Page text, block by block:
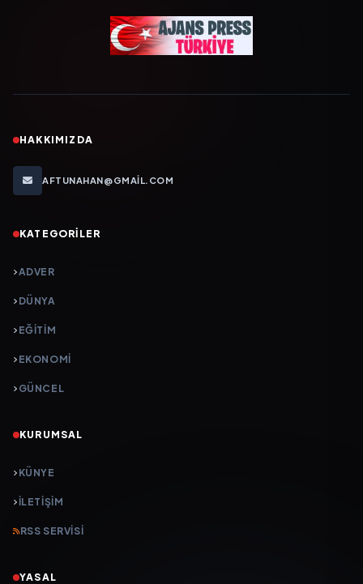
HAKKIMIZDA
AFTUNAHAN@GMAIL.COM
KATEGORILER
ADVER
DÜNYA
EĞİTİM
EKONOMİ
GÜNCEL
KURUMSAL
KÜNYE
İLETIŞIM
RSS SERVISI
YASAL